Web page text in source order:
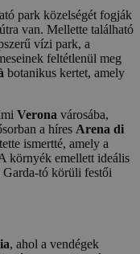
park közelségét fogják
van. Mellette található
vízi park, a
feltétlenül meg
botanikus kertet, amely
Verona városába,
a híres Arena di
ismertté, amely a
környék emellett ideális
tó körüli festői
, ahol a vendégek